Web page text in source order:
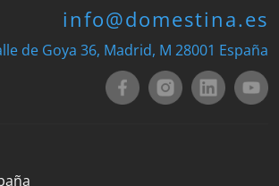
info@domestina.es
de Goya 36, Madrid, M 28001 España